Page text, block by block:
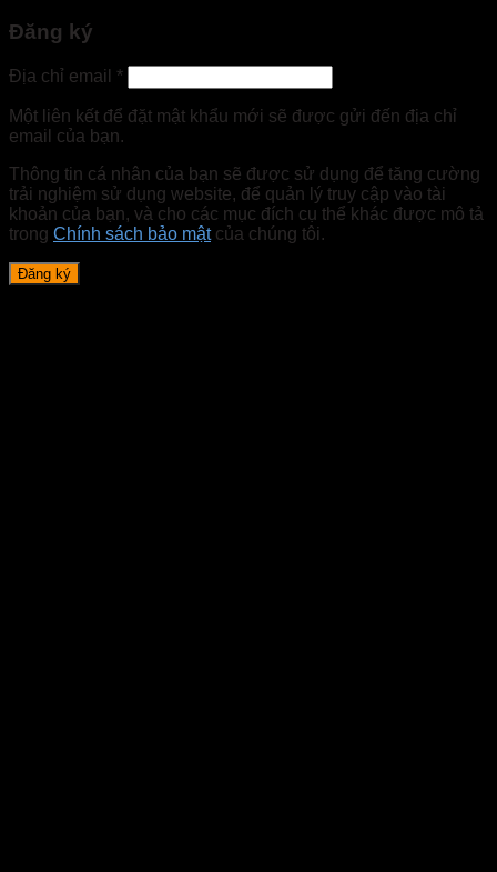
Đăng ký
Địa chỉ email *
Một liên kết để đặt mật khẩu mới sẽ được gửi đến địa chỉ
email của bạn.
Thông tin cá nhân của bạn sẽ được sử dụng để tăng cường
trải nghiệm sử dụng website, để quản lý truy cập vào tài
khoản của bạn, và cho các mục đích cụ thể khác được mô tả
trong Chính sách bảo mậtcủa chúng tôi.
Đăng ký